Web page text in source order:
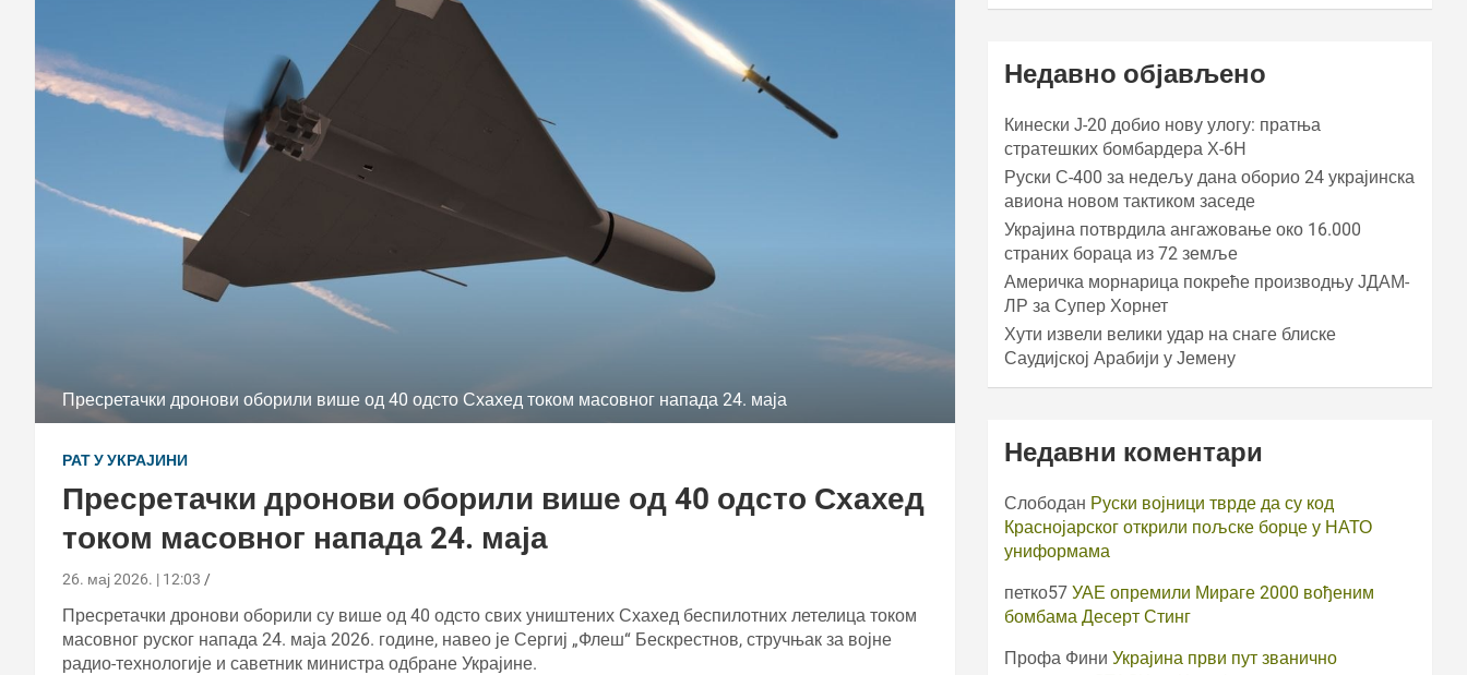
Пресретачки дронови оборили више од 40 одсто Схахед током масовног напада 24. маја
РАТ У УКРАЈИНИ
Пресретачки дронови оборили више од 40 одсто Схахед
током масовног напада 24. маја
26. мај 2026. | 12:03
Пресретачки дронови оборили су више од 40 одсто свих уништених Схахед беспилотних летелица током
масовног руског напада 24. маја 2026. године, навео је Сергиј „Флеш“ Бескрестнов, стручњак за војне
радио-технологије и саветник министра одбране Украјине.
Недавно објављено
Кинески Ј-20 добио нову улогу: пратња
стратешких бомбардера Х-6Н
Руски С-400 за недељу дана оборио 24 украјинска
авиона новом тактиком заседе
Украјина потврдила ангажовање око 16.000
страних бораца из 72 земље
Америчка морнарица покреће производњу ЈДАМ-
ЛР за Супер Хорнет
Хути извели велики удар на снаге блиске
Саудијској Арабији у Јемену
Недавни коментари
Слободан Руски војници тврде да су код
Краснојарског открили пољске борце у НАТО
униформама
петко57 УАЕ опремили Мираге 2000 вођеним
бомбама Десерт Стинг
Профа Фини Украјина први пут званично